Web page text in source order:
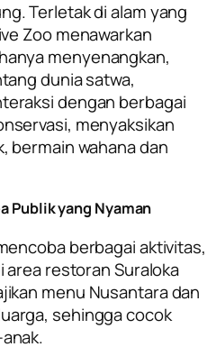
Terletak di alam yang
Zoo menawarkan
menyenangkan,
dunia satwa,
dengan berbagai
menyaksikan
bermain wahana dan
Publik yang Nyaman
berbagai aktivitas,
restoran Suraloka
menu Nusantara dan
sehingga cocok